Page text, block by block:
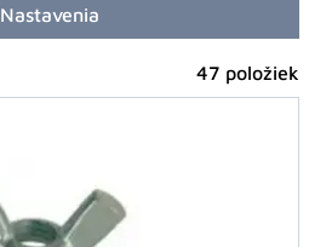
Nastavenia
47 položiek